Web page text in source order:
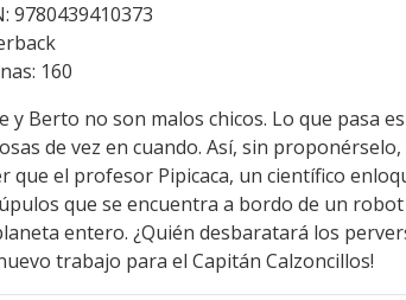
9780439410373
160
y Berto no son malos chicos. Lo que pasa
de vez en cuando. Así, sin
que el profesor Pipicaca, un científico
que se encuentra a bordo de un
entero. ¿Quién desbaratará los
trabajo para el Capitán Calzoncillos!